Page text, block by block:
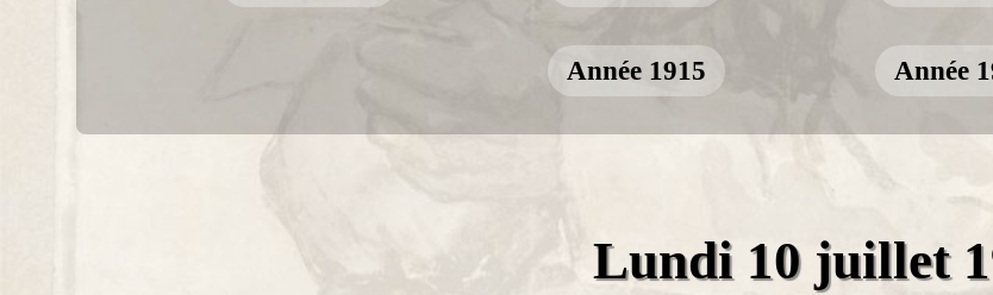
Année 1915 Année
Lundi 10 juillet